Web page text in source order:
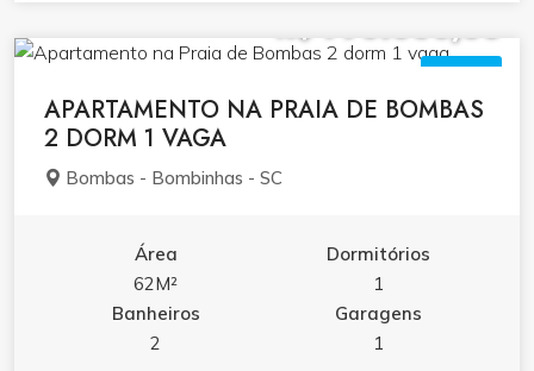
R$ 790.000,00
APARTAMENTO NA PRAIA DE BOMBAS
2 DORM 1 VAGA
Bombas - Bombinhas - SC
Área
62M²
Dormitórios
1
Banheiros
2
Garagens
1